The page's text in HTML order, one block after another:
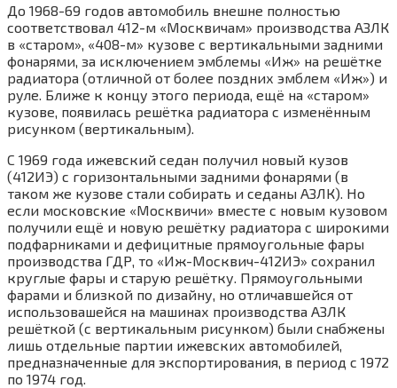
До 1968-69 годов автомобиль внешне полностью
соответствовал 412-м «Москвичам» производства АЗЛК
в «старом», «408-м» кузове с вертикальными задними
фонарями, за исключением эмблемы «Иж» на решётке
радиатора (отличной от более поздних эмблем «Иж») и
руле. Ближе к концу этого периода, ещё на «старом»
кузове, появилась решётка радиатора с изменённым
рисунком (вертикальным).
С 1969 года ижевский седан получил новый кузов
(412ИЭ) с горизонтальными задними фонарями (в
таком же кузове стали собирать и седаны АЗЛК). Но
если московские «Москвичи» вместе с новым кузовом
получили ещё и новую решётку радиатора с широкими
подфарниками и дефицитные прямоугольные фары
производства ГДР, то «Иж-Москвич-412ИЭ» сохранил
круглые фары и старую решётку. Прямоугольными
фарами и близкой по дизайну, но отличавшейся от
использовашейся на машинах производства АЗЛК
решёткой (с вертикальным рисунком) были снабжены
лишь отдельные партии ижевских автомобилей,
предназначенные для экспортирования, в период с 1972
по 1974 год.